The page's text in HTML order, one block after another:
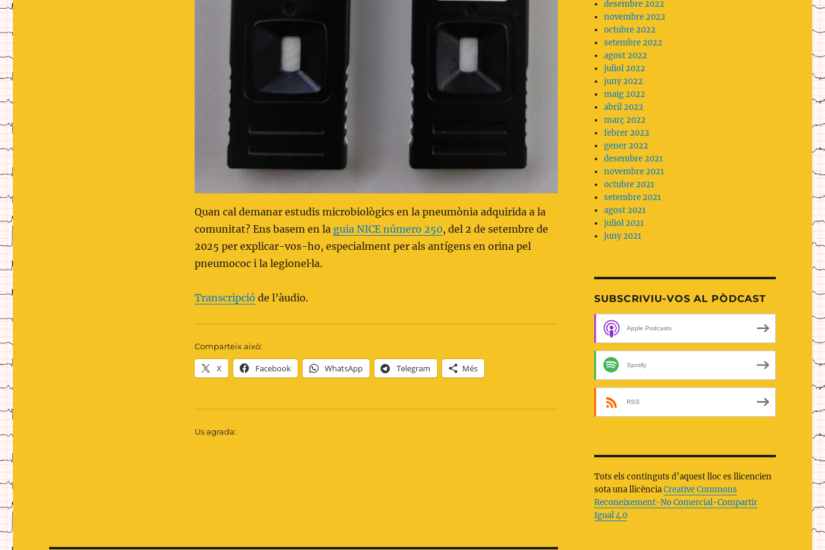
Quan cal demanar estudis microbiològics en la pneumònia adquirida a la
comunitat? Ens basem en la guia NICE número 250, del 2 de setembre de
2025 per explicar-vos-ho, especialment per als antígens en orina pel
pneumococ i la legionel·la.
Transcripció de l’àudio.
Comparteix això:
X Facebook WhatsApp Telegram Més
Us agrada:
desembre 2022
novembre 2022
octubre 2022
setembre 2022
agost 2022
juliol 2022
juny 2022
maig 2022
abril 2022
març 2022
febrer 2022
gener 2022
desembre 2021
novembre 2021
octubre 2021
setembre 2021
agost 2021
juliol 2021
juny 2021
SUBSCRIVIU-VOS AL PÒDCAST
Apple Podcasts
Spotify
RSS
Tots els continguts d’aquest lloc es llicencien
sota una llicènciaCreative Commons
Reconeixement-No Comercial-Compartir
Igual 4.0